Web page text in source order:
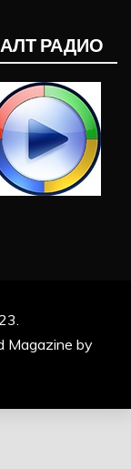
РАДИО
Magazine by